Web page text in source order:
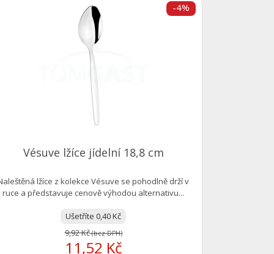
Vésuve lžíce jídelní 18,8 cm
lžíce z kolekce Vésuve se pohodlně drží v
ruce a představuje cenově výhodou alternativu...
Ušetříte 0,40 Kč
9,92 Kč(bez DPH)
-4%
11,52 Kč